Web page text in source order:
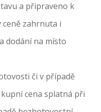
a připraveno k
ceně zahrnuta i
dodání na místo
či v případě
cena splatná při